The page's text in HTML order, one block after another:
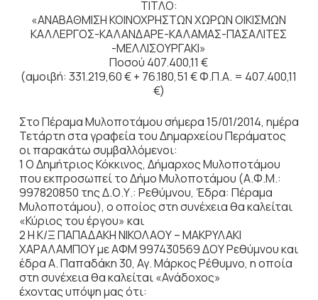
ΤΙΤΛΟ:
«ΑΝΑΒΑΘΜΙΣΗ ΚΟΙΝΟΧΡΗΣΤΩΝ ΧΩΡΩΝ ΟΙΚΙΣΜΩΝ
ΚΑΛΛΕΡΓΟΣ-ΚΑΛΑΝΔΑΡΕ-ΚΑΛΑΜΑΣ-ΠΑΣΑΛΙΤΕΣ
-ΜΕΛΛΙΣΟΥΡΓΑΚΙ»
Ποσού 407.400,11 €
(αμοιβή: 331.219,60 € + 76.180,51 € Φ.Π.Α. = 407.400,11
€)
Στο Πέραμα Μυλοποτάμου σήμερα 15/01/2014, ημέρα
Τετάρτη στα γραφεία του Δημαρχείου Περάματος
οι παρακάτω συμβαλλόμενοι:
1 Ο Δημήτριος Κόκκινος, Δήμαρχος Μυλοποτάμου
που εκπροσωπεί το Δήμο Μυλοποτάμου (Α.Φ.Μ.:
997820850 της Δ.Ο.Υ.: Ρεθύμνου, Έδρα: Πέραμα
Μυλοποτάμου), ο οποίος στη συνέχεια θα καλείται
«Κύριος του έργου» και
2 Η Κ/Ξ ΠΑΠΑΔΑΚΗ ΝΙΚΟΛΑΟΥ – ΜΑΚΡΥΛΑΚΙ
ΧΑΡΑΛΑΜΠΟΥ με ΑΦΜ 997430569 ΔΟΥ Ρεθύμνου και
έδρα Α. Παπαδάκη 30, Αγ. Μάρκος Ρέθυμνο, η οποία
στη συνέχεια θα καλείται «Ανάδοχος»
έχοντας υπόψη μας ότι: